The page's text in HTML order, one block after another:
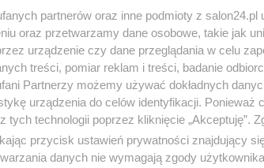
że zostanie sprzedany za ok. 3
powiedział, że był to najdrożej
partnerów oraz inne podmioty z
oraz przetwarzamy dane osobowe, takie jak
urządzenie czy dane przeglądania w celu
treści, pomiar reklam i treści, badanie
Partnerzy możemy używać dokładnych
urządzenia do celów identyfikacji. Ponieważ
tych technologii poprzez kliknięcie „Akceptuję”.
przycisk ustawień prywatności znajdujący
danych nie wymagają zgody